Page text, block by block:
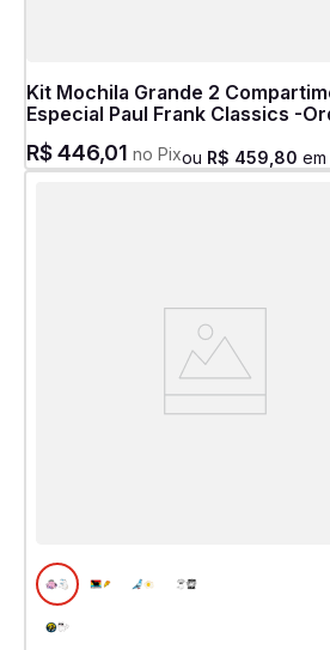
Kit Mochila Grande 2
Especial Paul Frank Classics -
R$446,01 no Pixou R$ 459 80 em